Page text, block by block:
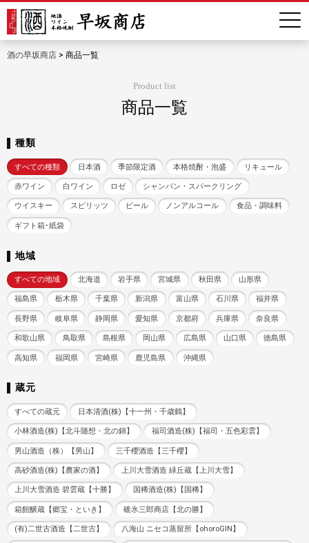
酒の早坂商店 > 商品一覧
Product list
商品一覧
種類
すべての種類 日本酒 季節限定酒 本格焼酎・泡盛 リキュール
赤ワイン 白ワイン ロゼ シャンパン・スパークリング
ウイスキー スピリッツ ビール ノンアルコール 食品・調味料
ギフト箱･紙袋
地域
すべての地域 北海道 岩手県 宮城県 秋田県 山形県
福島県 栃木県 千葉県 新潟県 富山県 石川県 福井県
長野県 岐阜県 静岡県 愛知県 京都府 兵庫県 奈良県
和歌山県 鳥取県 島根県 岡山県 広島県 山口県 徳島県
高知県 福岡県 宮崎県 鹿児島県 沖縄県
蔵元
すべての蔵元 日本清酒(株)【十一州・千歳鶴】
小林酒造(株)【北斗随想・北の錦】 福司酒造(株)【福司・五色彩雲】
男山酒造（株）【男山】 三千櫻酒造【三千櫻】
高砂酒造(株)【農家の酒】 上川大雪酒造 緑丘蔵【上川大雪】
上川大雪酒造 碧雲蔵【十勝】 国稀酒造(株)【国稀】
箱館醸蔵【郷宝・といき】 碓氷三郎商店【北の勝】
(有)二世古酒造【二世古】 八海山 ニセコ蒸留所【ohoroGIN】